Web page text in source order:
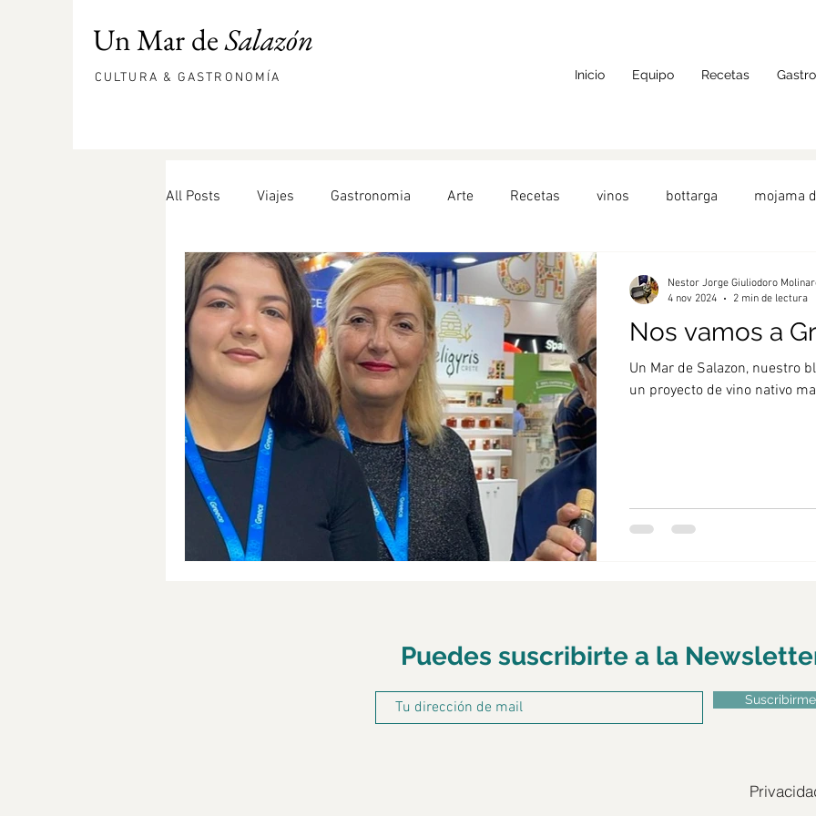
Un Mar deSalazón
CULTURA & GASTRONOMÍA Inicio Equipo Recetas
All Posts Viajes Gastronomia Arte Recetas vinos bottarga mojama
hueva de mújol comepescado AlimentosdeEspaña
DOP Bullas Bonito ensalada Turquía Barcelona frutos del mar
DOP Jumilla Monastrell winepairing pizza Tunez
Medio Ambiente
Nos vamos a
Un Mar de Salazon, nuestro
un proyecto de vino nativo
Nestor Jorge Giuliodoro
4 nov 2024
2 min de lectura
Puedes suscribirte a la
Suscribirme